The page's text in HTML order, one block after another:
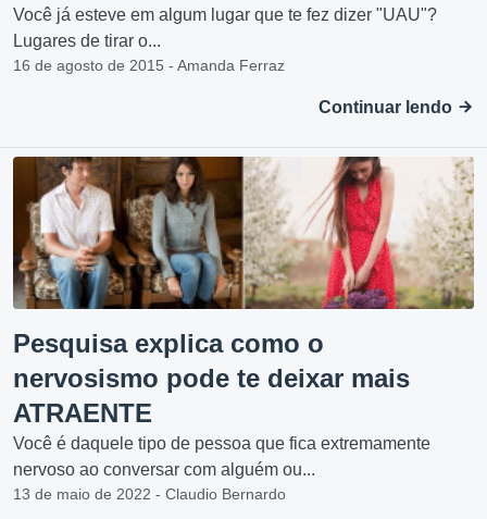
Você já esteve em algum lugar que te fez dizer "UAU"?
Lugares de tirar o...
16 de agosto de 2015 - Amanda Ferraz
Continuar lendo
Pesquisa explica como o
nervosismo pode te deixar mais
ATRAENTE
Você é daquele tipo de pessoa que fica extremamente
nervoso ao conversar com alguém ou...
13 de maio de 2022 - Claudio Bernardo